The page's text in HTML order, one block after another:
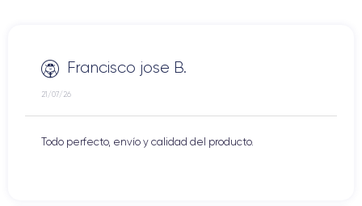
Francisco jose B.
21/07/26
Todo perfecto, envío y calidad del producto.